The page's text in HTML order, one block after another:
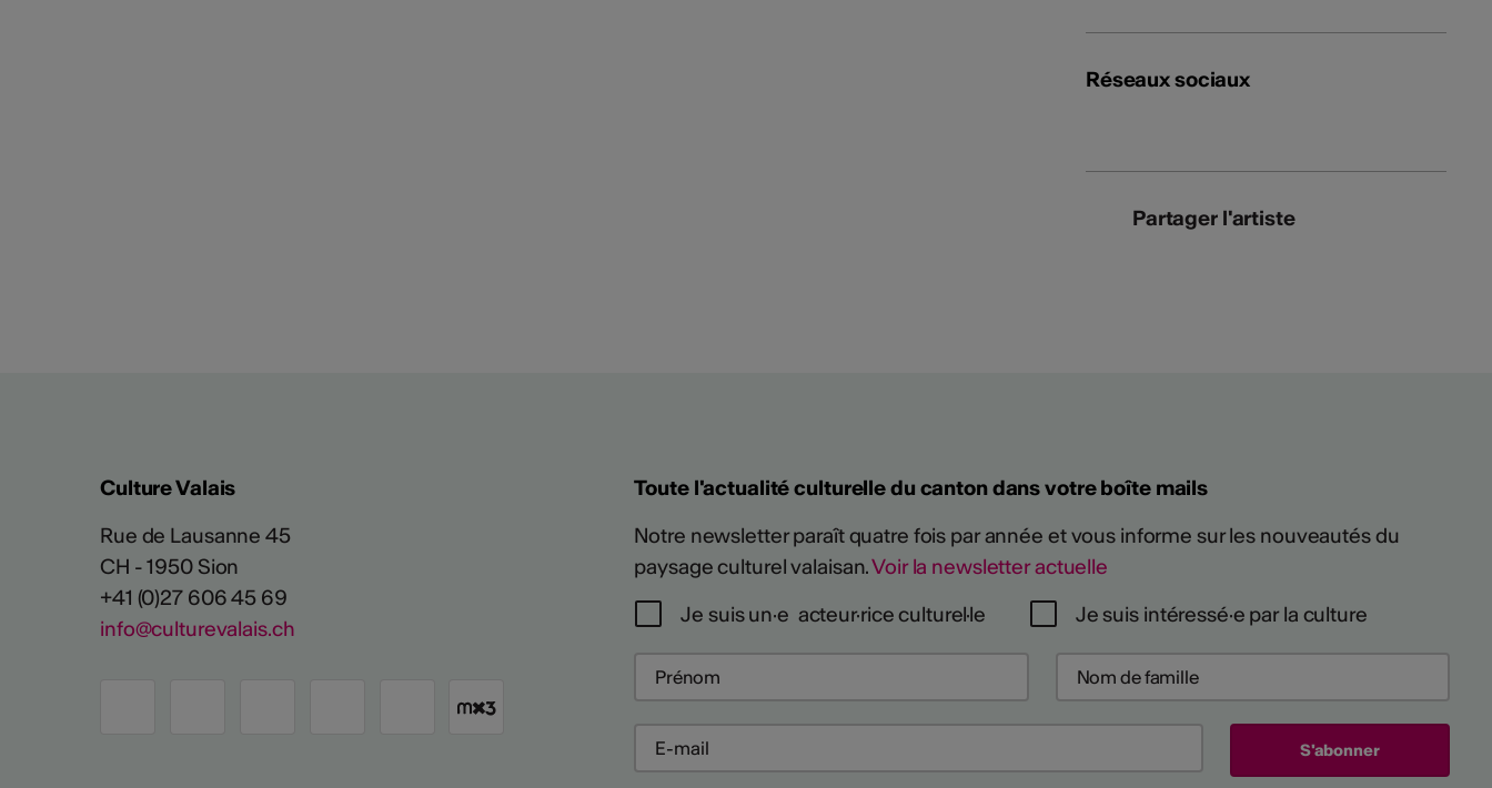
Réseaux sociaux
Partager l'artiste
Culture Valais
Rue de Lausanne 45
CH - 1950 Sion
+41 (0)27 606 45 69
info@culturevalais.ch
Toute l'actualité culturelle du canton dans votre boîte mails
Notre newsletter paraît quatre fois par année et vous informe sur les nouveautés du
paysage culturel valaisan.Voir la newsletter actuelle
Je suis un·e acteur·rice culturel·le
Je suis intéressé·e par la culture